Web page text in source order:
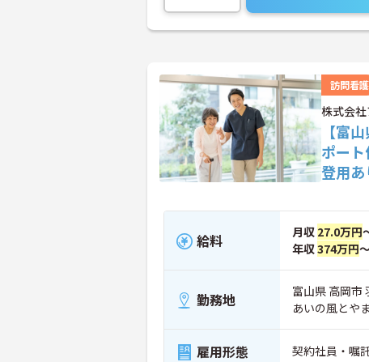
訪問看護
株式会
【富
ポー
登用あ
給料 月収 27.0万円
年収374万円
勤務地
富山県 高岡市
あいの風とや
雇用形態 契約社員・嘱